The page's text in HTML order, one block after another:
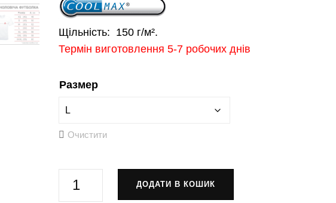
Щільність: 150 г/м².
Термін виготовлення 5-7 робочих днів
Размер
Очистити
«Святослав
ДОДАТИ В КОШИК